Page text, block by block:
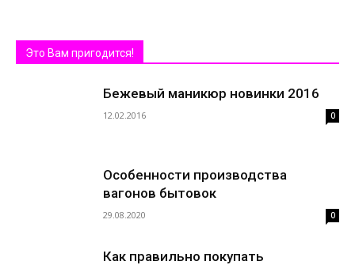
Это Вам пригодится!
Бежевый маникюр новинки 2016
12.02.2016 0
Особенности производства
вагонов бытовок
29.08.2020 0
Как правильно покупать